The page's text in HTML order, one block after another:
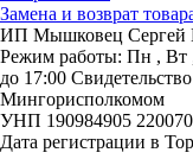
Замена и возврат
ИП Мышковец Сергей
Режим работы: Пн , Вт
до 17:00
Мингорисполкомом
УНП 190984905
Дата регистрации в